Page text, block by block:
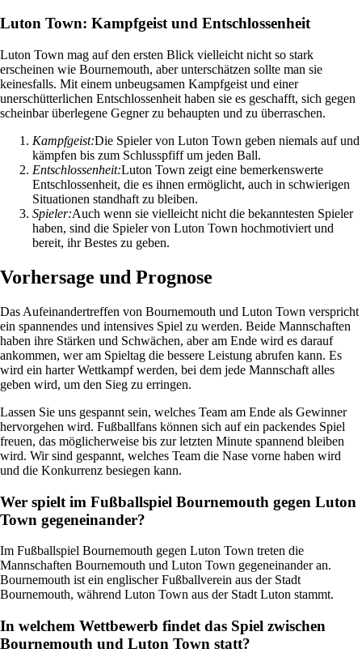
Luton Town: Kampfgeist und Entschlossenheit
Luton Town mag auf den ersten Blick vielleicht nicht so stark
erscheinen wie Bournemouth, aber unterschätzen sollte man sie
keinesfalls. Mit einem unbeugsamen Kampfgeist und einer
unerschütterlichen Entschlossenheit haben sie es geschafft, sich gegen
scheinbar überlegene Gegner zu behaupten und zu überraschen.
Kampfgeist:Die Spieler von Luton Town geben niemals auf und
kämpfen bis zum Schlusspfiff um jeden Ball.
Entschlossenheit:Luton Town zeigt eine bemerkenswerte
Entschlossenheit, die es ihnen ermöglicht, auch in schwierigen
Situationen standhaft zu bleiben.
Spieler:Auch wenn sie vielleicht nicht die bekanntesten Spieler
haben, sind die Spieler von Luton Town hochmotiviert und
bereit, ihr Bestes zu geben.
Vorhersage und Prognose
Das Aufeinandertreffen von Bournemouth und Luton Town verspricht
ein spannendes und intensives Spiel zu werden. Beide Mannschaften
haben ihre Stärken und Schwächen, aber am Ende wird es darauf
ankommen, wer am Spieltag die bessere Leistung abrufen kann. Es
wird ein harter Wettkampf werden, bei dem jede Mannschaft alles
geben wird, um den Sieg zu erringen.
Lassen Sie uns gespannt sein, welches Team am Ende als Gewinner
hervorgehen wird. Fußballfans können sich auf ein packendes Spiel
freuen, das möglicherweise bis zur letzten Minute spannend bleiben
wird. Wir sind gespannt, welches Team die Nase vorne haben wird
und die Konkurrenz besiegen kann.
Wer spielt im Fußballspiel Bournemouth gegen Luton
Town gegeneinander?
Im Fußballspiel Bournemouth gegen Luton Town treten die
Mannschaften Bournemouth und Luton Town gegeneinander an.
Bournemouth ist ein englischer Fußballverein aus der Stadt
Bournemouth, während Luton Town aus der Stadt Luton stammt.
In welchem Wettbewerb findet das Spiel zwischen
Bournemouth und Luton Town statt?